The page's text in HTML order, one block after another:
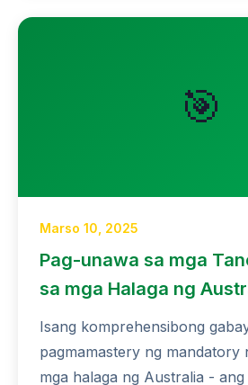
🎯
Marso 10, 2025
Pag-unawa sa mga
sa mga Halaga ng
Isang komprehensibong
pagmamastery ng mandatory
mga halaga ng Australia - ang